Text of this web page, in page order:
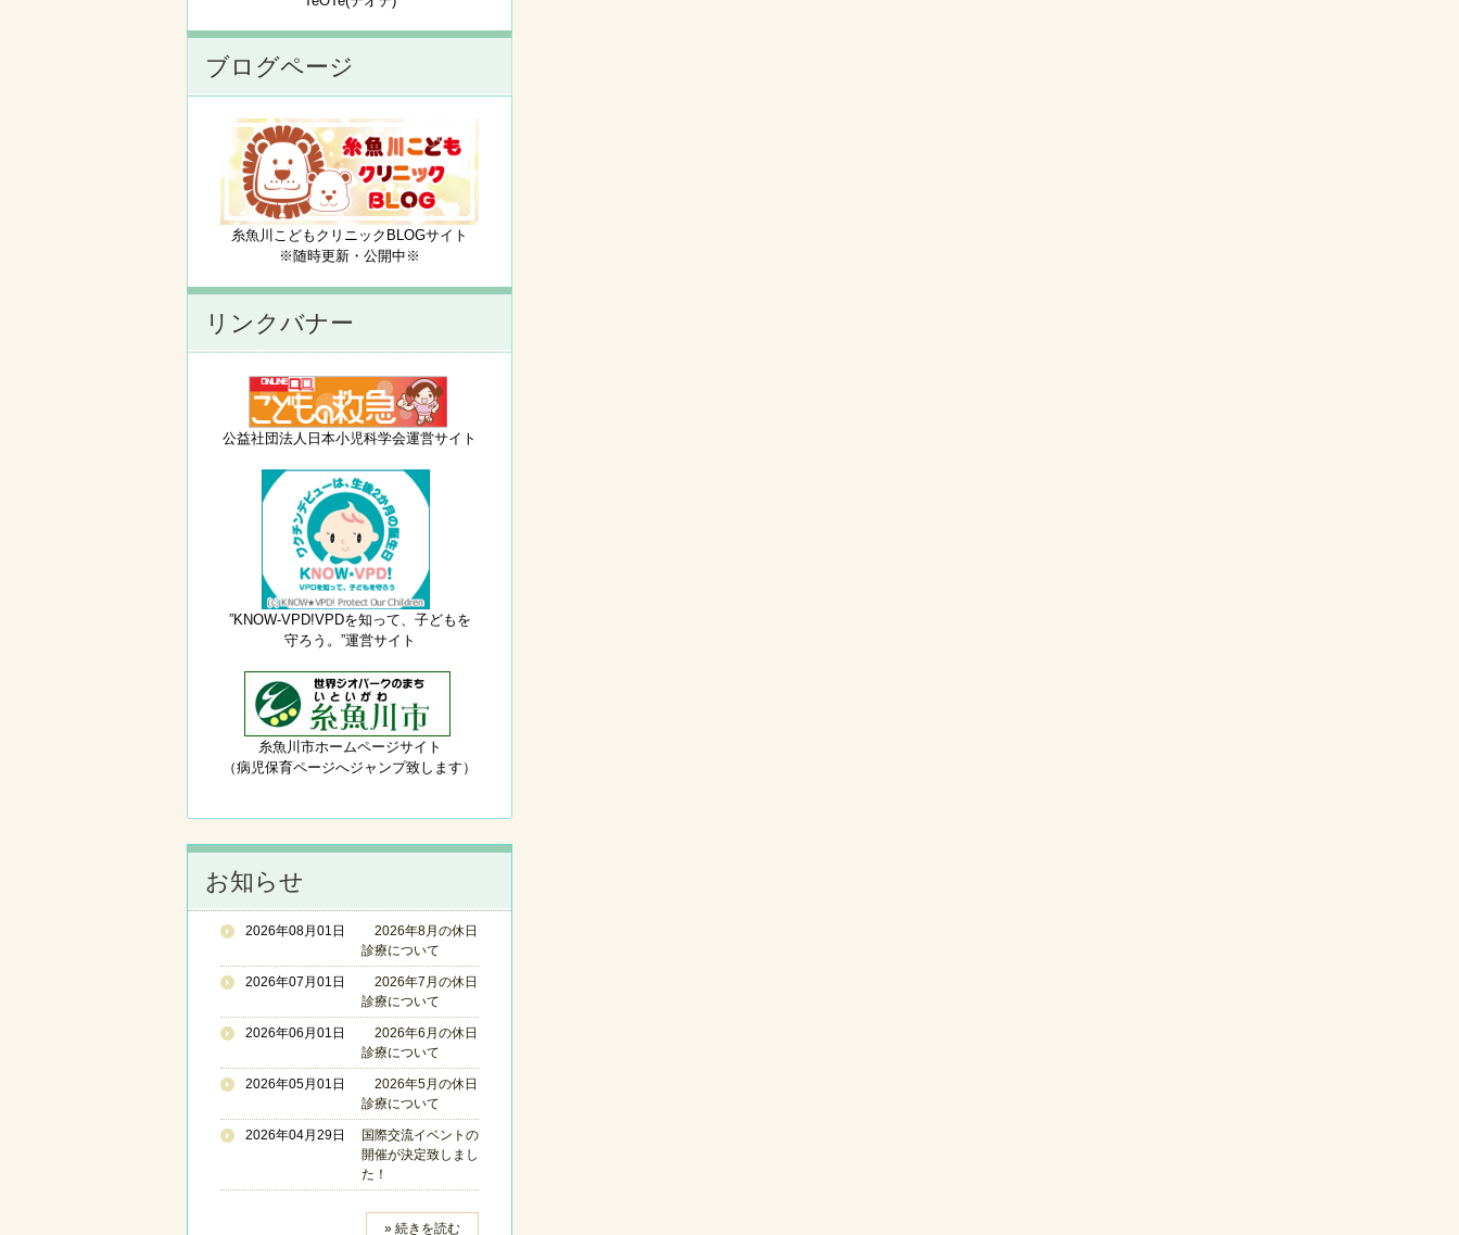
ブログページ
糸魚川こどもクリニックBLOGサイト
※随時更新・公開中※
リンクバナー
公益社団法人日本小児科学会運営サイト
”KNOW-VPD!VPDを知って、子どもを
守ろう。”運営サイト
糸魚川市ホームページサイト
（病児保育ページへジャンプ致します）
お知らせ
2026年08月01日
2026年8月の休日
診療について
2026年07月01日
2026年7月の休日
診療について
2026年06月01日
2026年6月の休日
診療について
2026年05月01日
2026年5月の休日
診療について
2026年04月29日
国際交流イベントの
開催が決定致しまし
た！
» 続きを読む